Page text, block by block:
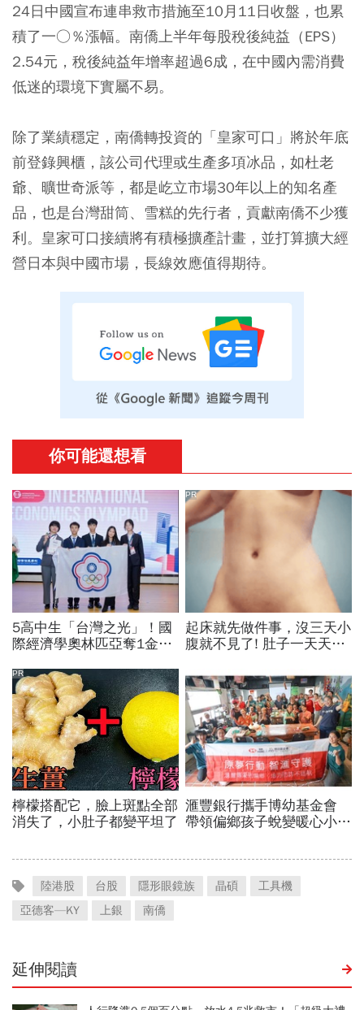
24日中國宣布連串救市措施至10月11日收盤，也累
積了一○％漲幅。南僑上半年每股稅後純益（EPS）
2.54元，稅後純益年增率超過6成，在中國內需消費
低迷的環境下實屬不易。
除了業績穩定，南僑轉投資的「皇家可口」將於年底
前登錄興櫃，該公司代理或生產多項冰品，如杜老
爺、曠世奇派等，都是屹立市場30年以上的知名產
品，也是台灣甜筒、雪糕的先行者，貢獻南僑不少獲
利。皇家可口接續將有積極擴產計畫，並打算擴大經
營日本與中國市場，長線效應值得期待。
陸港股 台股 隱形眼鏡族 晶碩
工具機
亞德客—KY
上銀 南僑
延伸閱讀